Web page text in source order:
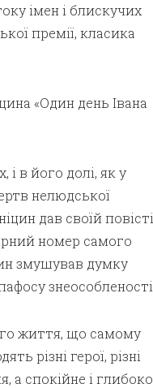
імен і блискучих
премії, класика
«Один день Івана
і в його долі, як у
нелюдської
дав своїй повісті
номер самого
змушував думку
знеособленості.
життя, що самому
різні герої, різні
а спокійне і глибоко